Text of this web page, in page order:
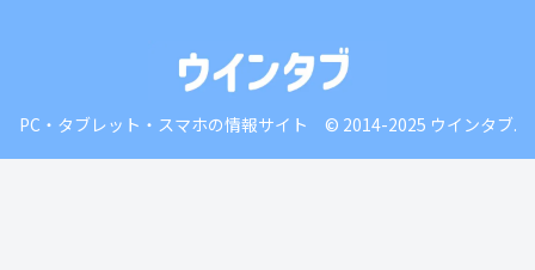
PC・タブレット・スマホの情報サイト © 2014-2025 ウインタブ.